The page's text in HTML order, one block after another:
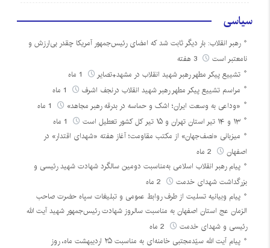
سیاسی
رهبر انقلاب: بار دیگر ثابت شد که امضای رئیس‌جمهور آمریکا چقدر بی‌ارزش و
نامعتبر است
3 هفته
تشییع پیکر مطهر رهبر شهید انقلاب در مشهد+تصایر
مراسم تشییع پیکر مطهر رهبر شهید انقلاب درنجف اشرف
«وداعی به وسعت ایران؛ اشک و حماسه در بدرقه رهبر مجاهد»
۱۳ و ۱۴ تیر استان تهران و ۱۵ تیر کل کشور تعطیل است
میزبانی «نصف‌جهان» از مکتب مقاومت؛ آغاز هفته «شهدای اقتدار» در
اصفهان
پیام رهبر انقلاب اسلامی به‌مناسبت دومین سالگرد شهادت شهید رئیسی و
بزرگداشت شهدای خدمت
پیام وبیانیه تسلیت از طرف روابط عمومی و تبلیغات سپاه حضرت صاحب
الزمان عج استان اصفهان به مناسبت سالروز شهادت رئیس‌جمهور شهید آیت الله
رئیسی و شهدای خدمت
پیام آیت الله سیّدمجتبی خامنه‌ای به مناسبت ۲۵ اردیبهشت ماه، روز